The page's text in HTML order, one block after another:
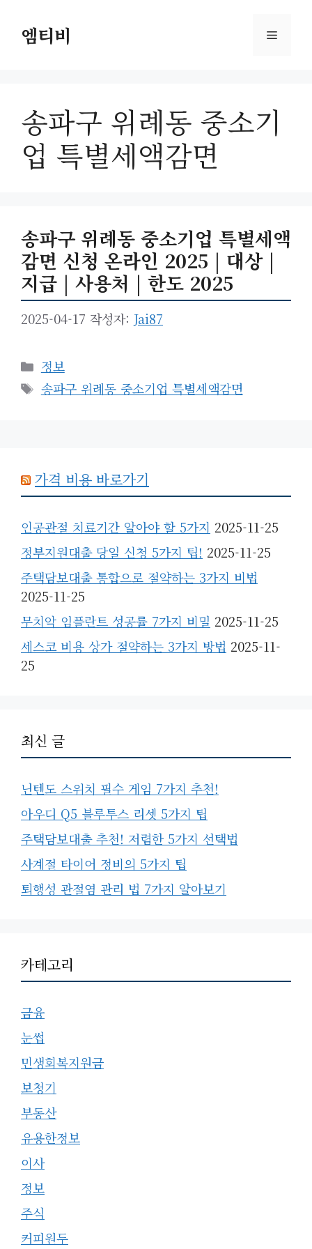
엠티비 메
송파구 위례동 중소기
업 특별세액감면
송파구 위례동 중소기업 특별세액
감면 신청 온라인 2025 | 대상 |
지급 | 사용처 | 한도 2025
2025-04-17 작성자: Jai87
카
테
고
정보
태
송파구 위례동 중소기업 특별세액감면
가격 비용 바로가기
인공관절 치료기간 알아야 할 5가지 2025-11-25
정부지원대출 당일 신청 5가지 팁! 2025-11-25
주택담보대출 통합으로 절약하는 3가지 비법
2025-11-25
무치악 임플란트 성공률 7가지 비밀 2025-11-25
세스코 비용 상가 절약하는 3가지 방법 2025-11-
25
최신 글
닌텐도 스위치 필수 게임 7가지 추천!
아우디 Q5 블루투스 리셋 5가지 팁
주택담보대출 추천! 저렴한 5가지 선택법
사계절 타이어 정비의 5가지 팁
퇴행성 관절염 관리 법 7가지 알아보기
카테고리
금융
눈썹
민생회복지원금
보청기
부동산
유용한정보
이사
정보
주식
커피원두